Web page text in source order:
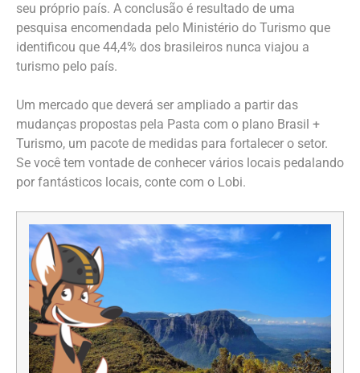
seu próprio país. A conclusão é resultado de uma
pesquisa encomendada pelo Ministério do Turismo que
identificou que 44,4% dos brasileiros nunca viajou a
turismo pelo país.
Um mercado que deverá ser ampliado a partir das
mudanças propostas pela Pasta com o plano Brasil +
Turismo, um pacote de medidas para fortalecer o setor.
Se você tem vontade de conhecer vários locais pedalando
por fantásticos locais, conte com o Lobi.